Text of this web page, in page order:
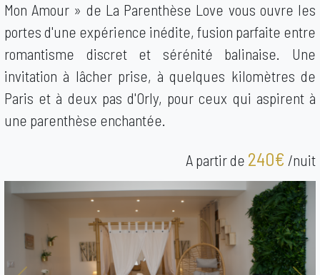
Mon Amour » de La Parenthèse Love vous ouvre les
portes d'une expérience inédite, fusion parfaite entre
romantisme discret et sérénité balinaise. Une
invitation à lâcher prise, à quelques kilomètres de
Paris et à deux pas d'Orly, pour ceux qui aspirent à
une parenthèse enchantée.
A partir de 240€ /nuit